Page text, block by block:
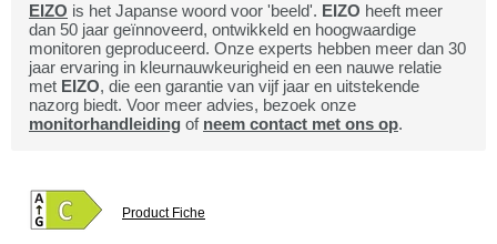
EIZO is het Japanse woord voor 'beeld'. EIZO heeft meer
dan 50 jaar geïnnoveerd, ontwikkeld en hoogwaardige
monitoren geproduceerd. Onze experts hebben meer dan 30
jaar ervaring in kleurnauwkeurigheid en een nauwe relatie
met EIZO, die een garantie van vijf jaar en uitstekende
nazorg biedt. Voor meer advies, bezoek onze
monitorhandleiding of neem contact met ons op.
Product Fiche